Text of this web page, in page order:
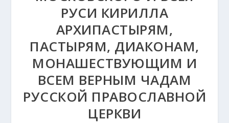
РУСИ КИРИЛЛА
АРХИПАСТЫРЯМ,
ПАСТЫРЯМ, ДИАКОНАМ,
МОНАШЕСТВУЮЩИМ И
ВСЕМ ВЕРНЫМ ЧАДАМ
РУССКОЙ ПРАВОСЛАВНОЙ
ЦЕРКВИ